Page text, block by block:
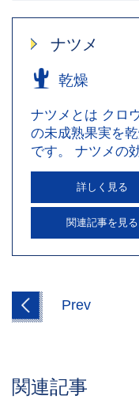
ナツメ
乾燥
ナツメとは クロ
の未成熟果実を
です。 ナツメの
ポニン、サイク
詳しく見る
関連記事を見る
Prev
関連記事